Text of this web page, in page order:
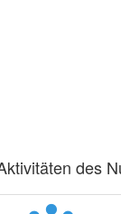
des